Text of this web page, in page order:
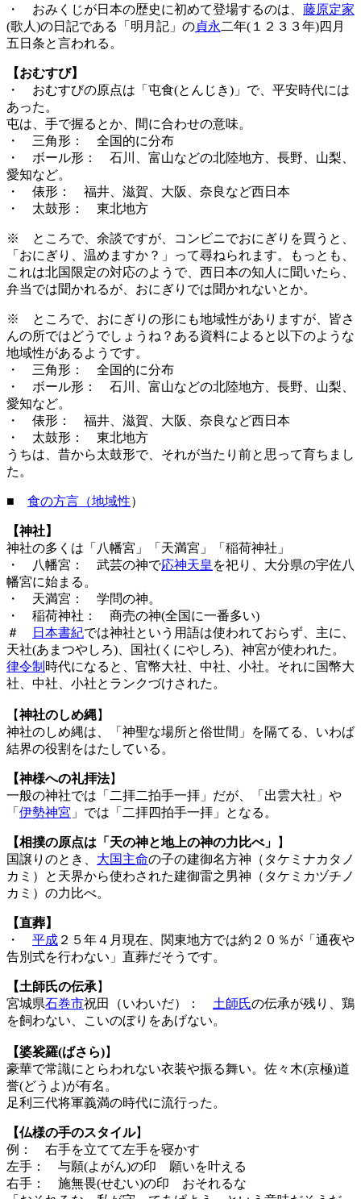
・ おみくじが日本の歴史に初めて登場するのは、 藤原定家
(歌人)の日記である「明月記」の貞永 二年(１２３３年)四月
五日条と言われる。
【おむすび】
・ おむすびの原点は「屯食(とんじき)」で、平安時代には
あった。
屯は、手で握るとか、間に合わせの意味。
・ 三角形： 全国的に分布
・ ボール形： 石川、富山などの北陸地方、長野、山梨、
愛知など。
・ 俵形： 福井、滋賀、大阪、奈良など西日本
・ 太鼓形： 東北地方
※ ところで、余談ですが、コンビニでおにぎりを買うと、
「おにぎり、温めますか？」って尋ねられます。もっとも、
これは北国限定の対応のようで、西日本の知人に聞いたら、
弁当では聞かれるが、おにぎりでは聞かれないとか。
※ ところで、おにぎりの形にも地域性がありますが、皆さ
んの所ではどうでしょうね？ある資料によると以下のような
地域性があるようです。
・ 三角形： 全国的に分布
・ ボール形： 石川、富山などの北陸地方、長野、山梨、
愛知など。
・ 俵形： 福井、滋賀、大阪、奈良など西日本
・ 太鼓形： 東北地方
うちは、昔から太鼓形で、それが当たり前と思って育ちまし
た。
■ 食の方言（地域性）
【神社】
神社の多くは「八幡宮」「天満宮」「稲荷神社」
・ 八幡宮： 武芸の神で応神天皇 を祀り、大分県の宇佐八
幡宮に始まる。
・ 天満宮： 学問の神。
・ 稲荷神社： 商売の神(全国に一番多い)
＃
日本書紀では神社という用語は使われておらず、主に、
天社(あまつやしろ)、国社(くにやしろ)、神宮が使われた。
律令制 時代になると、官幣大社、中社、小社。それに国幣大
社、中社、小社とランクづけされた。
【神社のしめ縄】
神社のしめ縄は、「神聖な場所と俗世間」を隔てる、いわば
結界の役割をはたしている。
【神様への礼拝法】
一般の神社では「二拝二拍手一拝」だが、「出雲大社」や
「 伊勢神宮 」では「二拝四拍手一拝」となる。
【相撲の原点は「天の神と地上の神の力比べ」
】
国譲りのとき、 大国主命の子の建御名方神（タケミナカタノ
カミ）と天界から使わされた建御雷之男神（タケミカヅチノ
カミ）の力比べ。
【直葬】
・ 平成 ２５年４月現在、関東地方では約２０％が「通夜や
告別式を行わない」直葬だそうです。
【土師氏の伝承】
宮城県石巻市祝田（いわいだ）： 土師氏の伝承が残り、鶏
を飼わない、こいのぼりをあげない。
【婆裟羅(ばさら)】
豪華で常識にとらわれない衣装や振る舞い。佐々木(京極)道
誉(どうよ)が有名。
足利三代将軍義満の時代に流行った。
【仏様の手のスタイル】
例： 右手を立てて左手を寝かす
左手： 与願(よがん)の印 願いを叶える
右手： 施無畏(せむい)の印 おそれるな